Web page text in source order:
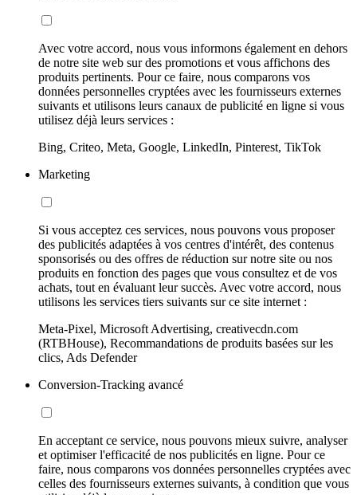
Avec votre accord, nous vous informons également en dehors
de notre site web sur des promotions et vous affichons des
produits pertinents. Pour ce faire, nous comparons vos
données personnelles cryptées avec les fournisseurs externes
suivants et utilisons leurs canaux de publicité en ligne si vous
utilisez déjà leurs services :
Bing, Criteo, Meta, Google, LinkedIn, Pinterest, TikTok
Marketing
Si vous acceptez ces services, nous pouvons vous proposer
des publicités adaptées à vos centres d'intérêt, des contenus
sponsorisés ou des offres de réduction sur notre site ou nos
produits en fonction des pages que vous consultez et de vos
achats, tout en évaluant leur succès. Avec votre accord, nous
utilisons les services tiers suivants sur ce site internet :
Meta-Pixel, Microsoft Advertising, creativecdn.com
(RTBHouse), Recommandations de produits basées sur les
clics, Ads Defender
Conversion-Tracking avancé
En acceptant ce service, nous pouvons mieux suivre, analyser
et optimiser l'efficacité de nos publicités en ligne. Pour ce
faire, nous comparons vos données personnelles cryptées avec
celles des fournisseurs externes suivants, à condition que vous